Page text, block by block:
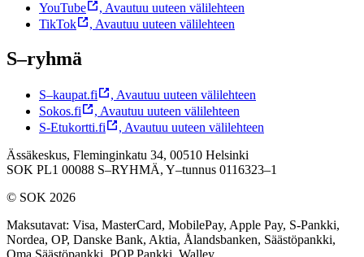
YouTube
, Avautuu uuteen välilehteen
TikTok
, Avautuu uuteen välilehteen
S–ryhmä
S–kaupat.fi , Avautuu uuteen välilehteen
Sokos.fi
, Avautuu uuteen välilehteen
S-Etukortti.fi
, Avautuu uuteen välilehteen
Ässäkeskus, Fleminginkatu 34, 00510 Helsinki
SOK PL1 00088 S–RYHMÄ, Y–tunnus 0116323–1
© SOK 2026
Maksutavat: Visa, MasterCard, MobilePay, Apple Pay, S-Pankki,
Nordea, OP, Danske Bank, Aktia, Ålandsbanken, Säästöpankki,